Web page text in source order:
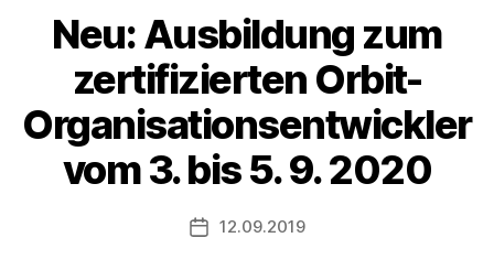
Neu: Ausbildung zum
zertifizierten Orbit-
Organisationsentwickler
vom 3. bis 5. 9. 2020
Beitragsautor
o
A
n
n
S
Veröffentlichungsdatum
12.09.2019